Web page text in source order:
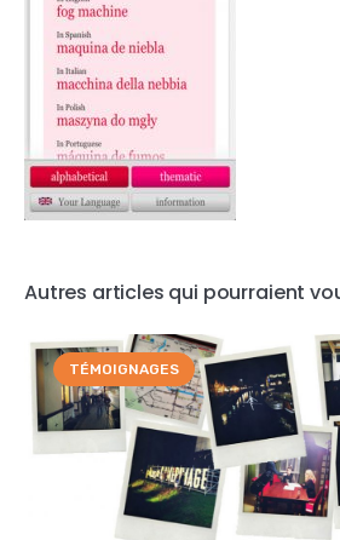
Autres articles qui pourraient
TÉMOIGNAGES